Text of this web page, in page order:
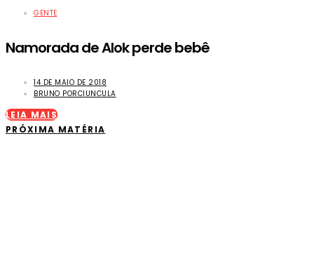
GENTE
Namorada de Alok perde bebê
14 DE MAIO DE 2018
BRUNO PORCIUNCULA
LEIA MAIS
PRÓXIMA MATÉRIA